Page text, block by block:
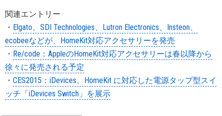
関連エントリー
・ Elgato、SDI Technologies、Lutron Electronics、Insteon、
ecobeeなどが、HomeKit対応アクセサリーを発売
・ Re/code：AppleのHomeKit対応アクセサリーは春以降から
徐々に発売される予定
・ CES2015：iDevices、HomeKit に対応した電源タップ型スイ
ッチ「iDevices Switch」を展示